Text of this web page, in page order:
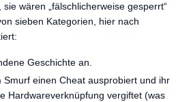
wären „fälschlicherweise gesperrt“
sieben Kategorien, hier nach
Geschichte an.
Smurf einen Cheat ausprobiert und ihr
Hardwareverknüpfung vergiftet (was